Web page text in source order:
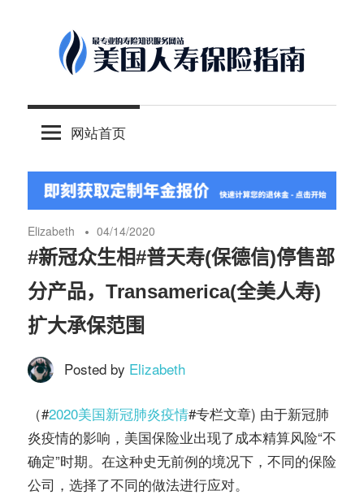
content
美
人
寿
保
险
指
南
最
国
保
理
财
务
区
网站首页
Elizabeth 04/14/2020
#新冠众生相#普天寿(保德信)停售部
分产品，Transamerica(全美人寿)
扩大承保范围
Posted by Elizabeth
（#2020美国新冠肺炎疫情#专栏文章) 由于新冠肺
炎疫情的影响，美国保险业出现了成本精算风险“不
确定”时期。在这种史无前例的境况下，不同的保险
公司，选择了不同的做法进行应对。